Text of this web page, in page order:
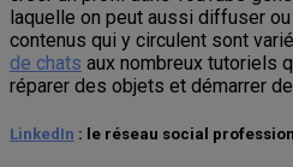
laquelle on peut aussi diffuser
contenus qui y circulent sont
de chats aux nombreux tutoriels
réparer des objets et démarrer
LinkedIn : le réseau social